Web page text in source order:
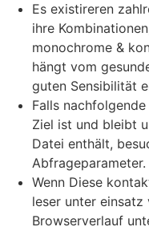
Es existireren
ihre
monochrome &
hängt vom
guten Sensibilität
Falls
Ziel ist und bleibt
Datei enthält,
Abfrageparameter.
Wenn Diese
leser unter einsatz
Browserverlauf